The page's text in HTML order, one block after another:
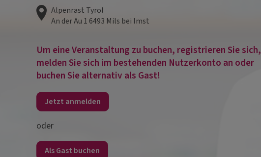
Alpenrast Tyrol
An der Au 1 6493 Mils bei Imst
Um eine Veranstaltung zu buchen, registrieren Sie sich,
melden Sie sich im bestehenden Nutzerkonto an oder
buchen Sie alternativ als Gast!
Jetzt anmelden
oder
Als Gast buchen